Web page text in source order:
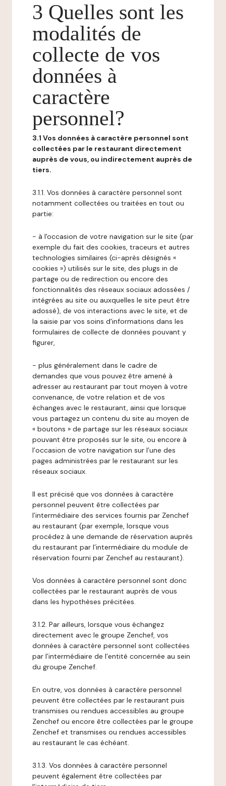
3 Quelles sont les
modalités de
collecte de vos
données à
caractère
personnel?
3.1 Vos données à caractère personnel sont
collectées par le restaurant directement
auprès de vous, ou indirectement auprès de
tiers.
3.1.1. Vos données à caractère personnel sont
notamment collectées ou traitées en tout ou
partie:
- à l'occasion de votre navigation sur le site (par
exemple du fait des cookies, traceurs et autres
technologies similaires (ci-après désignés «
cookies ») utilisés sur le site, des plugs in de
partage ou de redirection ou encore des
fonctionnalités des réseaux sociaux adossées /
intégrées au site ou auxquelles le site peut être
adossé), de vos interactions avec le site, et de
la saisie par vos soins d'informations dans les
formulaires de collecte de données pouvant y
figurer,
- plus généralement dans le cadre de
demandes que vous pouvez être amené à
adresser au restaurant par tout moyen à votre
convenance, de votre relation et de vos
échanges avec le restaurant, ainsi que lorsque
vous partagez un contenu du site au moyen de
« boutons » de partage sur les réseaux sociaux
pouvant être proposés sur le site, ou encore à
l’occasion de votre navigation sur l’une des
pages administrées par le restaurant sur les
réseaux sociaux.
Il est précisé que vos données à caractère
personnel peuvent être collectées par
l’intermédiaire des services fournis par Zenchef
au restaurant (par exemple, lorsque vous
procédez à une demande de réservation auprès
du restaurant par l’intermédiaire du module de
réservation fourni par Zenchef au restaurant).
Vos données à caractère personnel sont donc
collectées par le restaurant auprès de vous
dans les hypothèses précitées.
3.1.2. Par ailleurs, lorsque vous échangez
directement avec le groupe Zenchef, vos
données à caractère personnel sont collectées
par l’intermédiaire de l’entité concernée au sein
du groupe Zenchef.
En outre, vos données à caractère personnel
peuvent être collectées par le restaurant puis
transmises ou rendues accessibles au groupe
Zenchef ou encore être collectées par le groupe
Zenchef et transmises ou rendues accessibles
au restaurant le cas échéant.
3.1.3. Vos données à caractère personnel
peuvent également être collectées par